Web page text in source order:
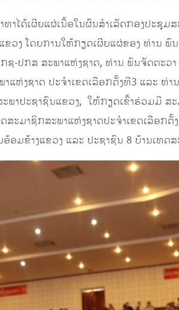
າໄດ້ເຜີຍແຜ່ເນື້ອໃນຜົນສຳເລັດກອງປະຊຸ
ວງ ໂດຍການໃຫ້ກຽດເຜີຍແຜ່ຂອງ ທ່ານ ພົ
ຊ-ປກສ ສະພາແຫ່ງຊາດ, ທ່ານ ພົນຈັດຕະ
ຫ່ງຊາດ ປະຈໍາເຂດເລືອກຕັ້ງທີ3 ແລະ ທ່
ພາປະຊາຊົນແຂວງ, ໃຫ້ກຽດເຂົ້າຮ່ວມມີ ສ
ະມາຊິກສະພາແຫ່ງຊາດປະຈຳເຂດເລືອກ
ມຂ້າງແຂວງ ແລະ ປະຊາຊົນ 8 ບ້ານເທດ